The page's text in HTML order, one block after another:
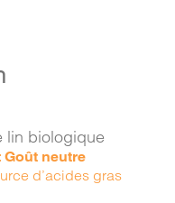
lin biologique
Goût neutre
d’acides gras